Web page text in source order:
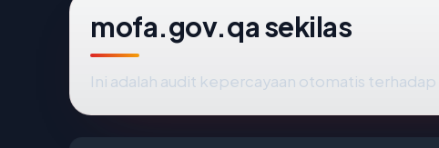
mofa.gov.qa sekilas
Ini adalah audit kepercayaan otomatis terhadap